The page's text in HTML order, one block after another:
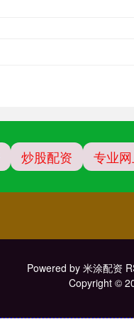
炒股配资 专业
Powered by 米涂配资
Copyright ©